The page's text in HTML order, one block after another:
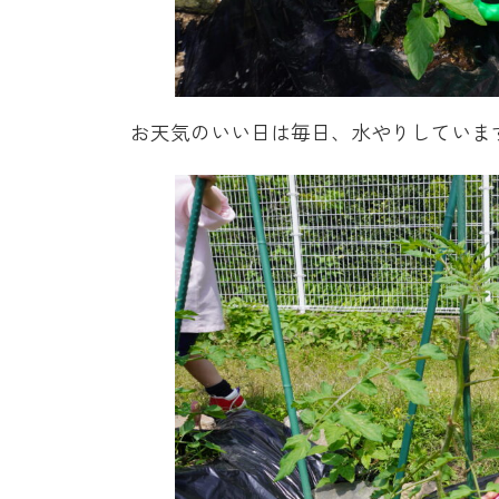
お天気のいい日は毎日、水やりしていま